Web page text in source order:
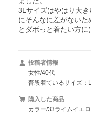
3Lサイズはやはり大
にそんなに差がない
とダボっと着たい方に
投稿者情報
女性/40代
普段着ているサイズ：
購入した商品
カラー/33ライムイエ